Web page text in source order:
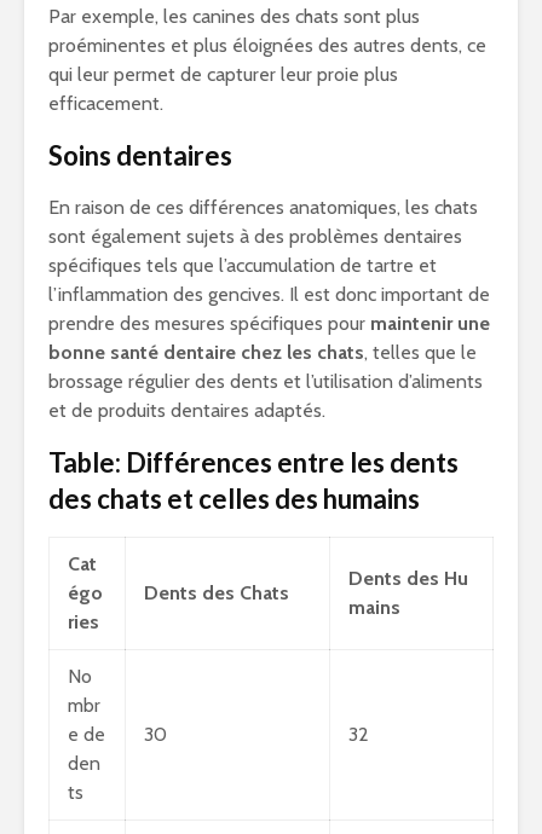
Par exemple, les canines des chats sont plus
proéminentes et plus éloignées des autres dents, ce
qui leur permet de capturer leur proie plus
efficacement.
Soins dentaires
En raison de ces différences anatomiques, les chats
sont également sujets à des problèmes dentaires
spécifiques tels que l’accumulation de tartre et
l’inflammation des gencives. Il est donc important de
prendre des mesures spécifiques pour maintenir une
bonne santé dentaire chez les chats, telles que le
brossage régulier des dents et l’utilisation d’aliments
et de produits dentaires adaptés.
Table: Différences entre les dents
des chats et celles des humains
Cat
égo
ries
Dents des Chats
Dents des Hu
mains
No
mbr
e de
den
ts
30 32